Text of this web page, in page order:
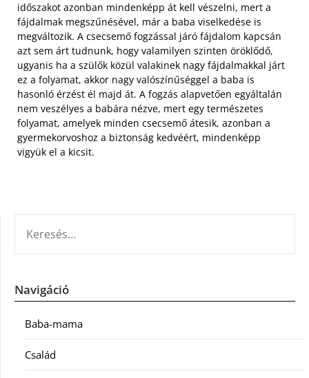
időszakot azonban mindenképp át kell vészelni, mert a
fájdalmak megszűnésével, már a baba viselkedése is
megváltozik. A csecsemő fogzással járó fájdalom kapcsán
azt sem árt tudnunk, hogy valamilyen szinten öröklődő,
ugyanis ha a szülők közül valakinek nagy fájdalmakkal járt
ez a folyamat, akkor nagy valószínűséggel a baba is
hasonló érzést él majd át. A fogzás alapvetően egyáltalán
nem veszélyes a babára nézve, mert egy természetes
folyamat, amelyek minden csecsemő átesik, azonban a
gyermekorvoshoz a biztonság kedvéért, mindenképp
vigyük el a kicsit.
Navigáció
Baba-mama
Család